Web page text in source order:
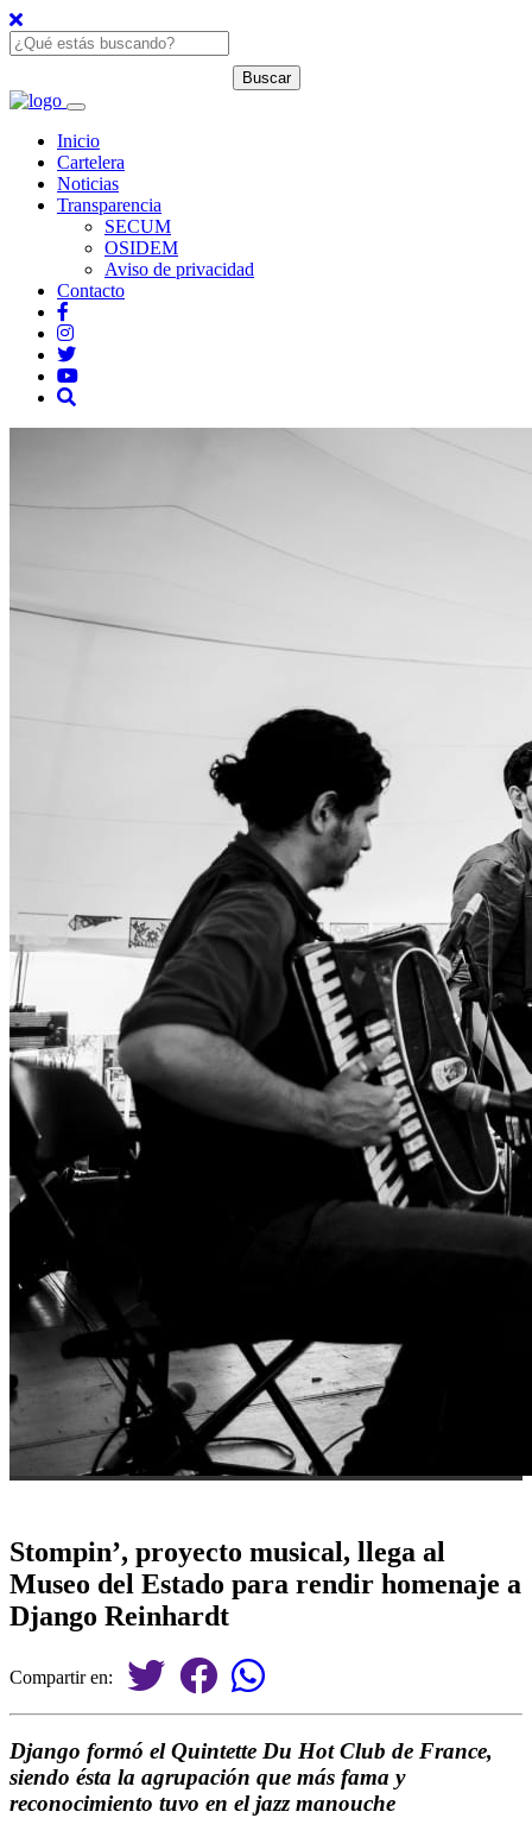
Inicio
Cartelera
Noticias
Transparencia
SECUM
OSIDEM
Aviso de privacidad
Contacto
Stompin’, proyecto musical, llega al
Museo del Estado para rendir homenaje a
Django Reinhardt
Compartir en:
Django formó el Quintette Du Hot Club de France,
siendo ésta la agrupación que más fama y
reconocimiento tuvo en el jazz manouche